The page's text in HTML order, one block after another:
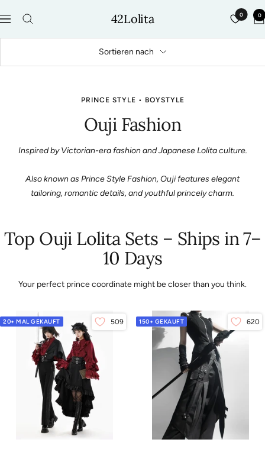
zum
Navigation 42Lolita 0 0
Sortieren nach
PRINCE STYLE • BOYSTYLE
Ouji Fashion
Inspired by Victorian-era fashion and Japanese Lolita culture.
Also known as Prince Style Fashion, Ouji features elegant
tailoring, romantic details, and youthful princely charm.
Top Ouji Lolita Sets – Ships in 7–
10 Days
Your perfect prince coordinate might be closer than you think.
20+ MAL GEKAUFT 509 150+ GEKAUFT 620